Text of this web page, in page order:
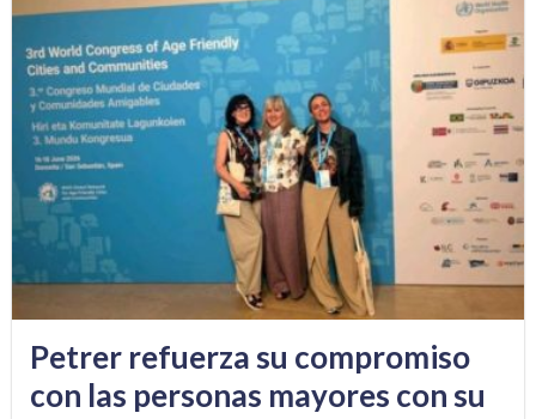
Petrer refuerza su compromiso
con las personas mayores con su